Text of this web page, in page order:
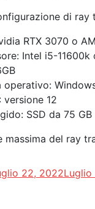
di ray
RTX 3070 o
Intel i5-
operativo:
versione 12
SSD da 75 GB
massima del ray
22, 2022Luglio